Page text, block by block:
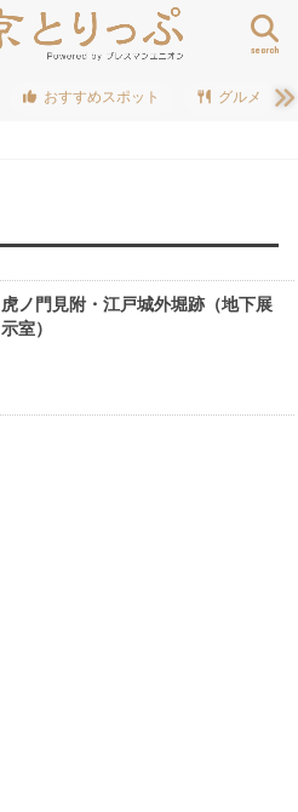
search
おすすめスポット グルメ
虎ノ門見附・江戸城外堀跡（地下展
示室）